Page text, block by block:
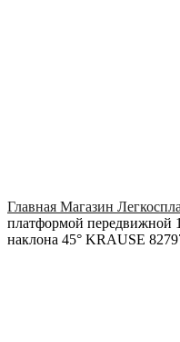
Главная Магазин
платформой передвижной
наклона 45° KRAUSE